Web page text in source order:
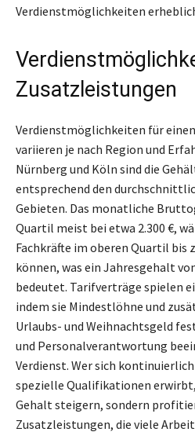
Verdienstmöglichkeiten
Zusatzleistungen
Verdienstmöglichkeiten für
variieren je nach Region und
Nürnberg und Köln sind die
entsprechend den
Gebieten. Das monatliche
Quartil meist bei etwa 2.300 €,
Fachkräfte im oberen Quartil bis
können, was ein Jahresgehalt
bedeutet. Tarifverträge spielen
indem sie Mindestlöhne und
Urlaubs- und Weihnachtsgeld
und Personalverantwortung
Verdienst. Wer sich
spezielle Qualifikationen
Gehalt steigern, sondern
Zusatzleistungen, die viele